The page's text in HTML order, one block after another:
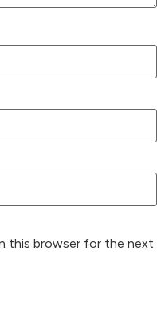
this browser for the next